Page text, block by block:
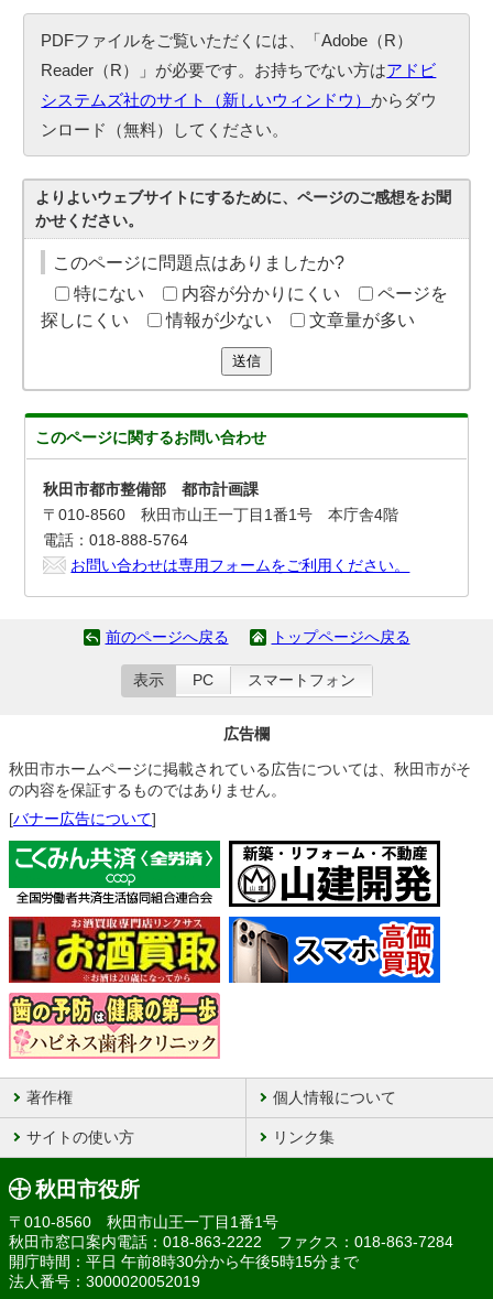
PDFファイルをご覧いただくには、「Adobe（R）
Reader（R）」が必要です。お持ちでない方はアドビ
システムズ社のサイト（新しいウィンドウ）からダウ
ンロード（無料）してください。
よりよいウェブサイトにするために、ページのご感想をお聞
かせください。
このページに問題点はありましたか?
特にない
内容が分かりにくい
ページを
探しにくい
情報が少ない 文章量が多い
送信
このページに関するお問い合わせ
秋田市都市整備部 都市計画課
〒010-8560 秋田市山王一丁目1番1号 本庁舎4階
電話：018-888-5764
お問い合わせは専用フォームをご利用ください。
前のページへ戻る トップページへ戻る
表示 PC スマートフォン
広告欄
秋田市ホームページに掲載されている広告については、秋田市がそ
の内容を保証するものではありません。
[バナー広告について]
著作権 個人情報について
サイトの使い方 リンク集
秋田市役所
〒010-8560 秋田市山王一丁目1番1号
秋田市窓口案内電話：018-863-2222 ファクス：018-863-7284
開庁時間：平日 午前8時30分から午後5時15分まで
法人番号：3000020052019